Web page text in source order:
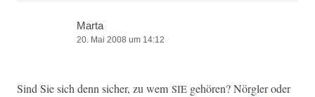
Marta
20. Mai 2008 um 14:12
Sind Sie sich denn sich­er, zu wem SIE gehören? Nör­gler oder